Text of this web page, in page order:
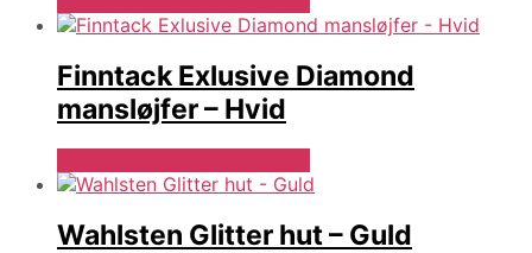
Finntack Exlusive Diamond
mansløjfer – Hvid
Wahlsten Glitter hut – Guld